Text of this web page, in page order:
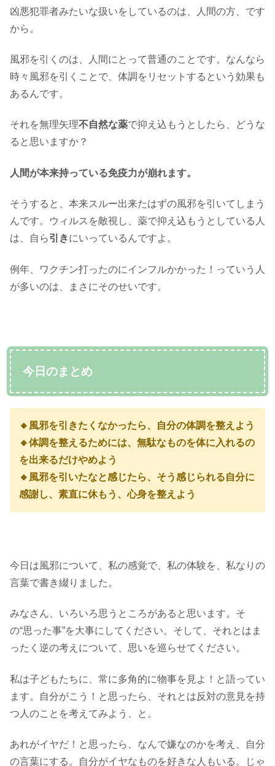
凶悪犯罪者みたいな扱いをしているのは、人間の方、です
から。
風邪を引くのは、人間にとって普通のことです。なんなら
時々風邪を引くことで、体調をリセットするという効果も
あるんです。
それを無理矢理不自然な薬で抑え込もうとしたら、どうな
ると思いますか？
人間が本来持っている免疫力が崩れます。
そうすると、本来スルー出来たはずの風邪を引いてしまう
んです。ウィルスを敵視し、薬で抑え込もうとしている人
は、自ら引きにいっているんですよ。
例年、ワクチン打ったのにインフルかかった！っていう人
が多いのは、まさにそのせいです。
今日のまとめ
🔸風邪を引きたくなかったら、自分の体調を整えよう
🔸体調を整えるためには、無駄なものを体に入れるの
を出来るだけやめよう
🔸風邪を引いたなと感じたら、そう感じられる自分に
感謝し、素直に休もう、心身を整えよう
今日は風邪について、私の感覚で、私の体験を、私なりの
言葉で書き綴りました。
みなさん、いろいろ思うところがあると思います。そ
の“思った事”を大事にしてください。そして、それとはま
ったく逆の考えについて、思いを巡らせてください。
私は子どもたちに、常に多角的に物事を見よ！と語ってい
ます。自分がこう！と思ったら、それとは反対の意見を持
つ人のことを考えてみよう、と。
あれがイヤだ！と思ったら、なんで嫌なのかを考え、自分
の言葉にする。自分がイヤなものを好きな人もいる。じゃ